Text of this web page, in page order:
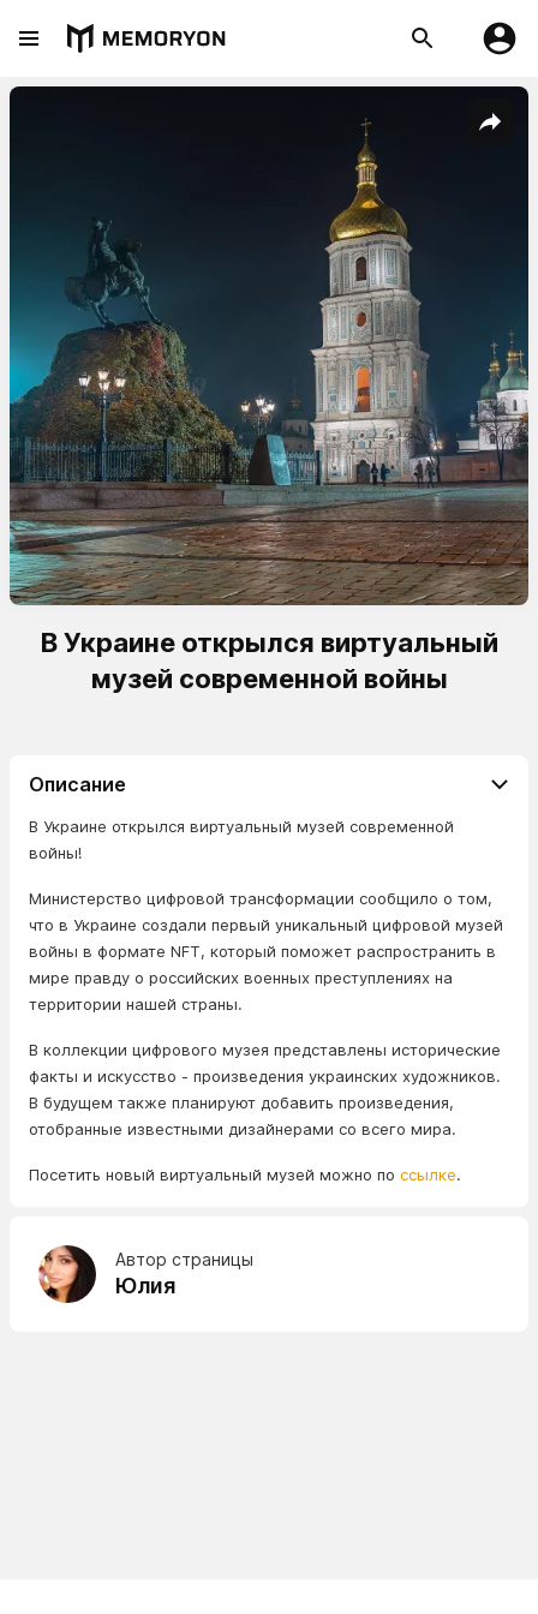
В Украине открылся виртуальный
музей современной войны
Описание
В Украине открылся виртуальный музей современной
войны!
Министерство цифровой трансформации сообщило о том,
что в Украине создали первый уникальный цифровой музей
войны в формате NFT, который поможет распространить в
мире правду о российских военных преступлениях на
территории нашей страны.
В коллекции цифрового музея представлены исторические
факты и искусство - произведения украинских художников.
В будущем также планируют добавить произведения,
отобранные известными дизайнерами со всего мира.
Посетить новый виртуальный музей можно по ссылке.
Автор страницы
Юлия